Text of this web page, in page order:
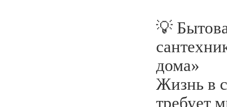
💡
дома»
Жизнь в
требует